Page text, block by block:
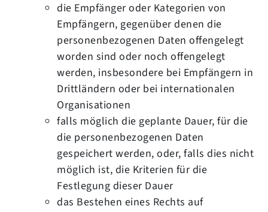
die Empfänger oder Kategorien von
Empfängern, gegenüber denen die
personenbezogenen Daten offengelegt
worden sind oder noch offengelegt
werden, insbesondere bei Empfängern in
Drittländern oder bei internationalen
Organisationen
falls möglich die geplante Dauer, für die
die personenbezogenen Daten
gespeichert werden, oder, falls dies nicht
möglich ist, die Kriterien für die
Festlegung dieser Dauer
das Bestehen eines Rechts auf